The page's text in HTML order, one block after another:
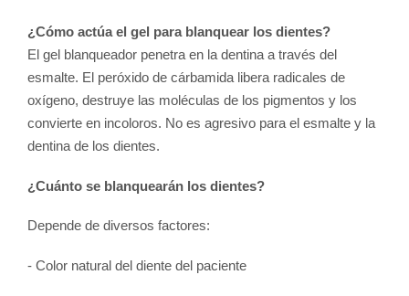
¿Cómo actúa el gel para blanquear los dientes?
El gel blanqueador penetra en la dentina a través del
esmalte. El peróxido de cárbamida libera radicales de
oxígeno, destruye las moléculas de los pigmentos y los
convierte en incoloros. No es agresivo para el esmalte y la
dentina de los dientes.
¿Cuánto se blanquearán los dientes?
Depende de diversos factores:
- Color natural del diente del paciente